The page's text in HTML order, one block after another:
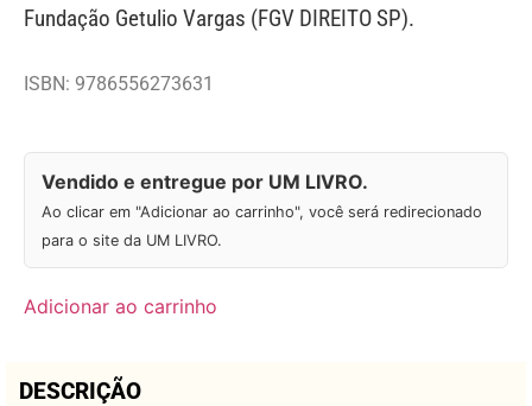
Fundação Getulio Vargas (FGV DIREITO SP).
ISBN: 9786556273631
Vendido e entregue por UM LIVRO.
Ao clicar em "Adicionar ao carrinho", você será redirecionado
para o site da UM LIVRO.
Adicionar ao carrinho
DESCRIÇÃO